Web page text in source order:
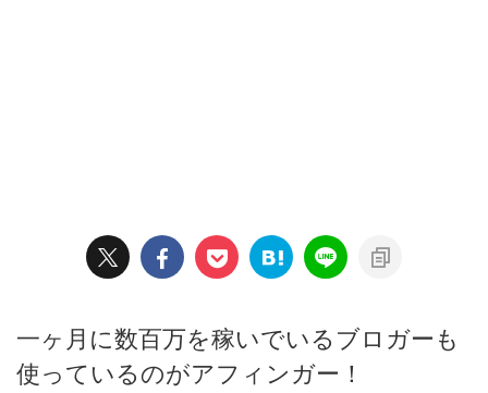
一ヶ月に数百万を稼いでいるブロガーも
使っているのがアフィンガー！